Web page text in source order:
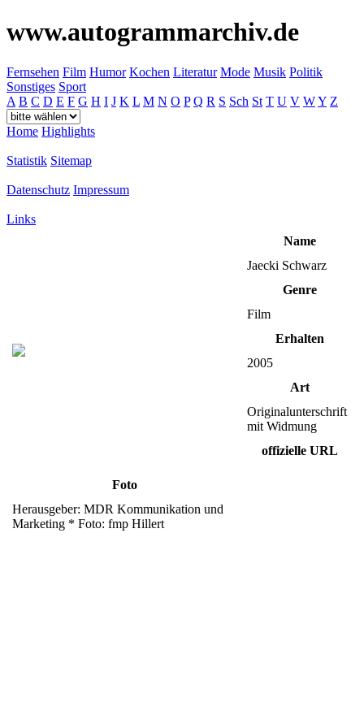
www.autogrammarchiv.de
Fernsehen Film Humor Kochen Literatur Mode Musik Politik
Sonstiges Sport
A B C D E F G H I J K L M N O P Q R S Sch St T U V WY Z
Home Highlights
Statistik Sitemap
Datenschutz Impressum
Links
Name
Jaecki Schwarz
Genre
Film
Erhalten
2005
Art
Originalunterschrift
mit Widmung
offizielle URL
Foto
Herausgeber: MDR Kommunikation und
Marketing * Foto: fmp Hillert